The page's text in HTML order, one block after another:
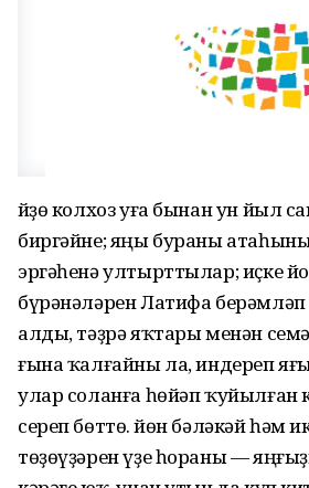
Өйҙө колхоз уға бынан ун йыл
биргәйне; яңы бураны
эргәһенә ултырттылар; иҫке
бүрәнәләрен Латифа
алды, тәҙрә яҡтары менән
ғына ҡалғайны ла, индереп
улар соланға һөйәп ҡуйылған
сереп бөттө. Өйөн бәләкәй һәм
төҙөүҙәрен үҙе һораны —